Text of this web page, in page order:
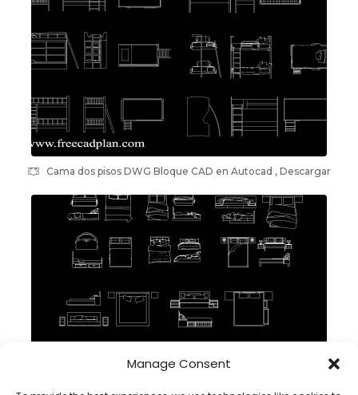
Manage Consent
Cama dos pisos DWG Bloque CAD en Autocad , Descargar